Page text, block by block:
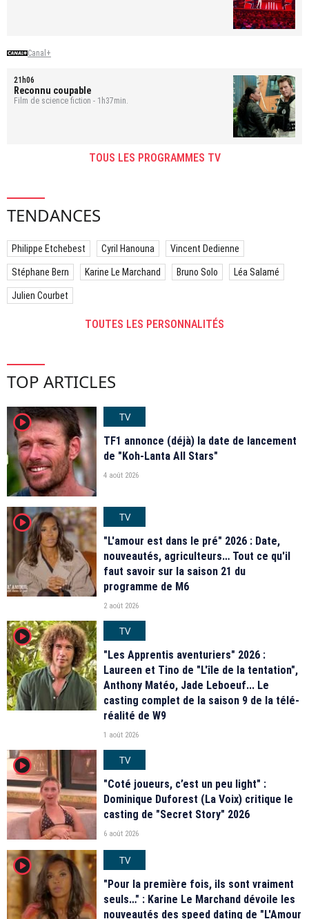
Canal+
21h06
Reconnu coupable
Film de science fiction - 1h37min.
TOUS LES PROGRAMMES TV
TENDANCES
Philippe Etchebest Cyril Hanouna Vincent Dedienne
Stéphane Bern Karine Le Marchand Bruno Solo Léa Salamé
Julien Courbet
TOUTES LES PERSONNALITÉS
TOP ARTICLES
player2
TV
TF1 annonce (déjà) la date de lancement
de "Koh-Lanta All Stars"
4 août 2026
player2
TV
"L'amour est dans le pré" 2026 : Date,
nouveautés, agriculteurs… Tout ce qu'il
faut savoir sur la saison 21 du
programme de M6
2 août 2026
player2
TV
"Les Apprentis aventuriers" 2026 :
Laureen et Tino de "L'île de la tentation",
Anthony Matéo, Jade Leboeuf... Le
casting complet de la saison 9 de la télé-
réalité de W9
1 août 2026
player2
TV
"Coté joueurs, c’est un peu light" :
Dominique Duforest (La Voix) critique le
casting de "Secret Story" 2026
6 août 2026
player2
TV
"Pour la première fois, ils sont vraiment
seuls…" : Karine Le Marchand dévoile les
nouveautés des speed dating de "L'Amour